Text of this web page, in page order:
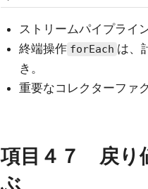
ストリームパイプライ
終端操作 forEach は、
き。
重要なコレクターファ
項目４７ 戻り
ぶ